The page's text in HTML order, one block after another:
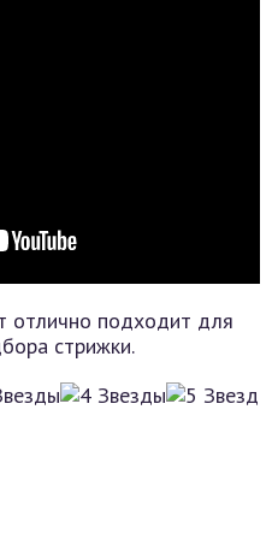
отлично подходит для
стрижки.